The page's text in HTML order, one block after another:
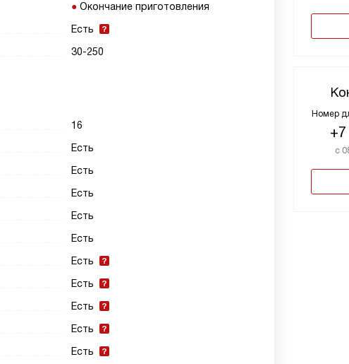
Номер
с
Окончание приготовления
Есть
30-250
16
Есть
Есть
Есть
Есть
Есть
Есть
Есть
Есть
Есть
Есть